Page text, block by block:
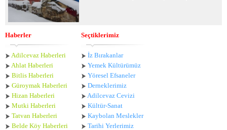
Haberler
Adilcevaz Haberleri
Ahlat Haberleri
Bitlis Haberleri
Güroymak Haberleri
Hizan Haberleri
Mutki Haberleri
Tatvan Haberleri
Belde Köy Haberleri
Seçtiklerimiz
İz Bırakanlar
Yemek Kültürümüz
Yöresel Efsaneler
Derneklerimiz
Adilcevaz Cevizi
Kültür-Sanat
Kaybolan Meslekler
Tarihi Yerlerimiz